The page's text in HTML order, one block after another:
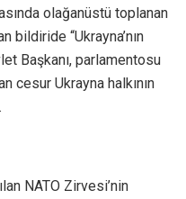
olağanüstü toplanan
bildiride “Ukrayna’nın
Başkanı, parlamentosu
cesur Ukrayna halkının
NATO Zirvesi’nin